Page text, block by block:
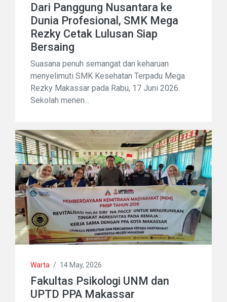
Dari Panggung Nusantara ke
Dunia Profesional, SMK Mega
Rezky Cetak Lulusan Siap
Bersaing
Suasana penuh semangat dan keharuan
menyelimuti SMK Kesehatan Terpadu Mega
Rezky Makassar pada Rabu, 17 Juni 2026.
Sekolah menen...
Warta / 14 May, 2026
Fakultas Psikologi UNM dan
UPTD PPA Makassar